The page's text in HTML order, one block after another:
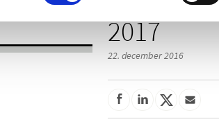
2017
22. december 2016